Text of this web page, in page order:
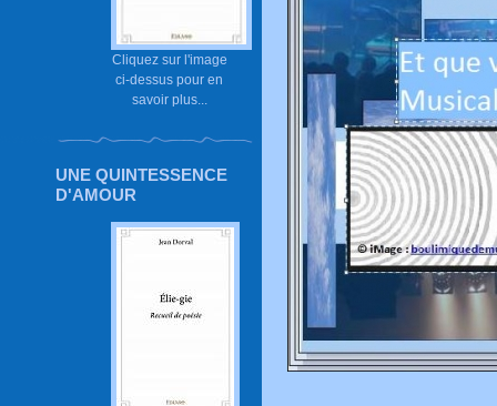
Cliquez sur l'image
ci-dessus pour en
savoir plus...
UNE QUINTESSENCE
D'AMOUR